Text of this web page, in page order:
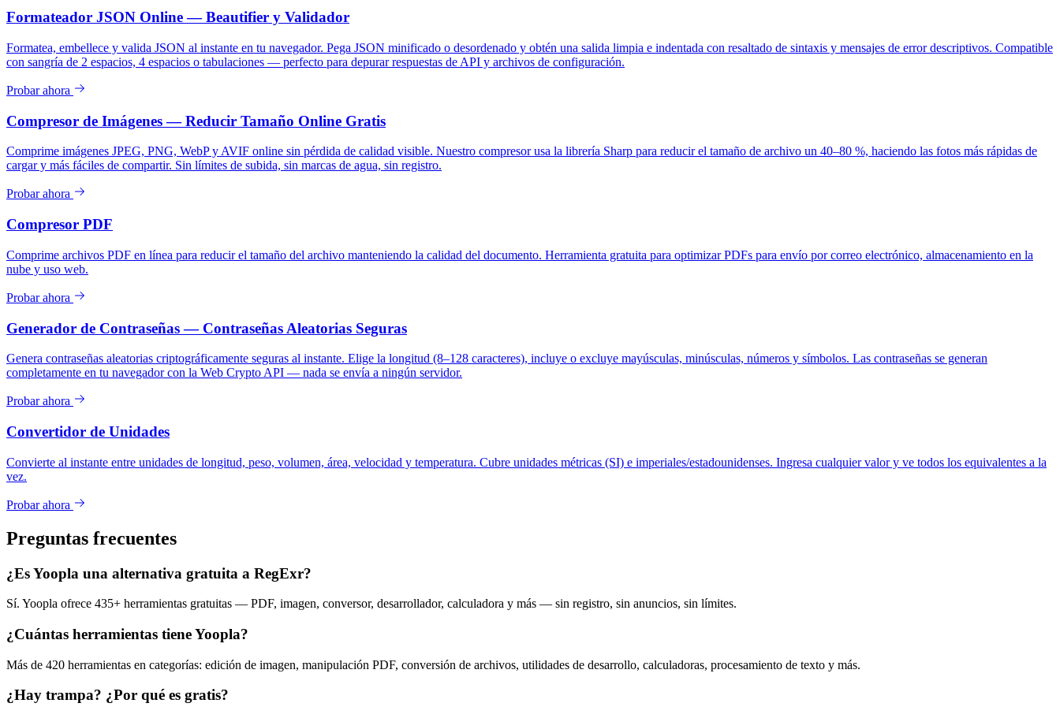
Formateador JSON Online — Beautifier y Validador
Formatea, embellece y valida JSON al instante en tu navegador. Pega JSON minificado o desordenado y obtén una salida limpia e indentada con resaltado de sintaxis y mensajes de error descriptivos. Compatible
con sangría de 2 espacios, 4 espacios o tabulaciones — perfecto para depurar respuestas de API y archivos de configuración.
Probar ahora
Compresor de Imágenes — Reducir Tamaño Online Gratis
Comprime imágenes JPEG, PNG, WebP y AVIF online sin pérdida de calidad visible. Nuestro compresor usa la librería Sharp para reducir el tamaño de archivo un 40–80 %, haciendo las fotos más rápidas de
cargar y más fáciles de compartir. Sin límites de subida, sin marcas de agua, sin registro.
Probar ahora
Compresor PDF
Comprime archivos PDF en línea para reducir el tamaño del archivo manteniendo la calidad del documento. Herramienta gratuita para optimizar PDFs para envío por correo electrónico, almacenamiento en la
nube y uso web.
Probar ahora
Generador de Contraseñas — Contraseñas Aleatorias Seguras
Genera contraseñas aleatorias criptográficamente seguras al instante. Elige la longitud (8–128 caracteres), incluye o excluye mayúsculas, minúsculas, números y símbolos. Las contraseñas se generan
completamente en tu navegador con la Web Crypto API — nada se envía a ningún servidor.
Probar ahora
Convertidor de Unidades
Convierte al instante entre unidades de longitud, peso, volumen, área, velocidad y temperatura. Cubre unidades métricas (SI) e imperiales/estadounidenses. Ingresa cualquier valor y ve todos los equivalentes a la
vez.
Probar ahora
Preguntas frecuentes
¿Es Yoopla una alternativa gratuita a RegExr?
Sí. Yoopla ofrece 435+ herramientas gratuitas — PDF, imagen, conversor, desarrollador, calculadora y más — sin registro, sin anuncios, sin límites.
¿Cuántas herramientas tiene Yoopla?
Más de 420 herramientas en categorías: edición de imagen, manipulación PDF, conversión de archivos, utilidades de desarrollo, calculadoras, procesamiento de texto y más.
¿Hay trampa? ¿Por qué es gratis?